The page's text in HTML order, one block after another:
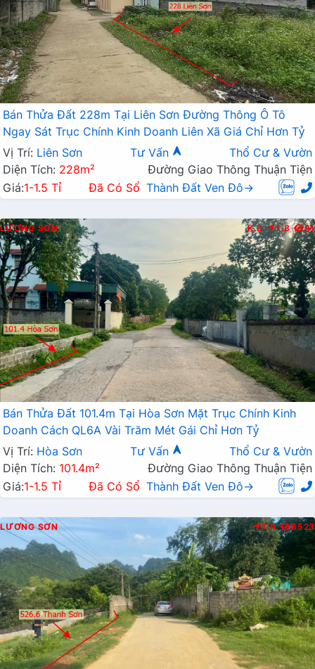
Bán Thửa Đất 228m Tại Liên Sơn Đường Thông Ô Tô
Ngay Sát Trục Chính Kinh Doanh Liên Xã Giá Chỉ Hơn Tỷ
Vị Trí: Liên Sơn Tư Vấn
Thổ Cư & Vườn
Diện Tích: 228m²
Đường Giao Thông Thuận Tiện
Giá:1-1.5 Tỉ Đã Có Sổ Thành Đất Ven Đô→
LƯƠNG SƠN K.D T.B 81
Bán Thửa Đất 101.4m Tại Hòa Sơn Mặt Trục Chính Kinh
Doanh Cách QL6A Vài Trăm Mét Gái Chỉ Hơn Tỷ
Vị Trí: Hòa Sơn Tư Vấn
Thổ Cư & Vườn
Diện Tích: 101.4m²
Đường Giao Thông Thuận Tiện
Giá:1-1.5 Tỉ Đã Có Sổ Thành Đất Ven Đô→
LƯƠNG SƠN T.N 6523